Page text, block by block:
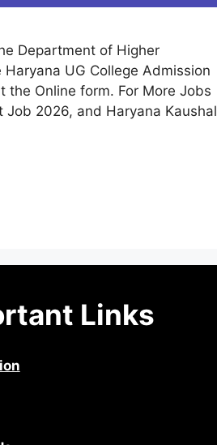
Department of Higher
UG College Admission
Online form. For More Jobs
Job 2026, and Haryana Kaushal
Links